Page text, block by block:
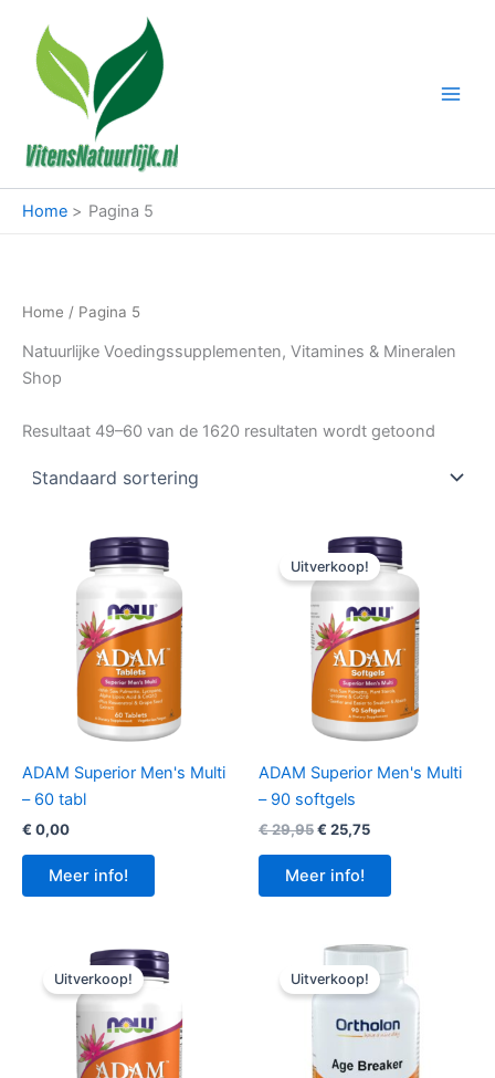
inhoud
Home Pagina 5
Home / Pagina 5
Natuurlijke Voedingssupplementen, Vitamines & Mineralen
Shop
Resultaat 49–60 van de 1620 resultaten wordt getoond
ADAM Superior Men's Multi
– 60 tabl
€ 0,00
Meer info!
Uitverkoop!
ADAM Superior Men's Multi
– 90 softgels
€29,95Oorspronkelijke
was:
€ 29,95.
€ 25,75Huidige
Meer info!
Uitverkoop! Uitverkoop!